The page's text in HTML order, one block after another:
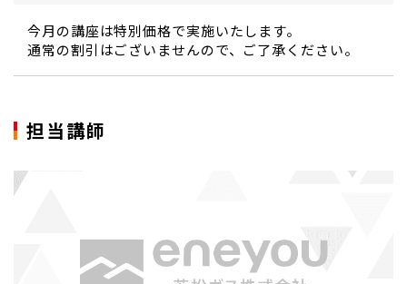
今月の講座は特別価格で実施いたします。
通常の割引はございませんので、ご了承ください。
担当講師